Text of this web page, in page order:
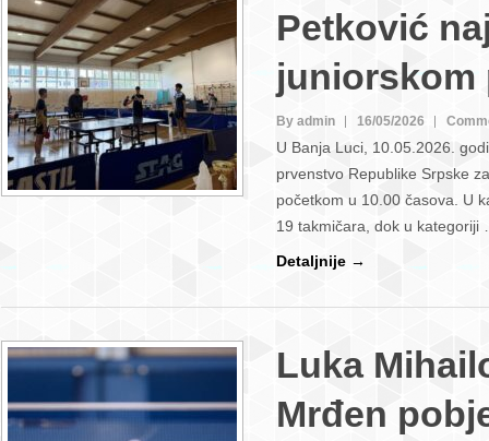
Petković
juniorskom
By admin 16/05/2026
U Banja Luci, 10.05.2026.
prvenstvo Republike Srpske
početkom u 10.00 časova. U
19 takmičara, dok u kategoriji
Detaljnije →
Luka
Mrđen